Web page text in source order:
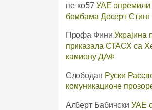
петко57 УАЕ опремили
бомбама Десерт Стинг
Профа Фини Украјина
приказала СТАСХ са
камиону ДАФ
Слободан Руски
комуникационе
Алберт Бабински УАЕ